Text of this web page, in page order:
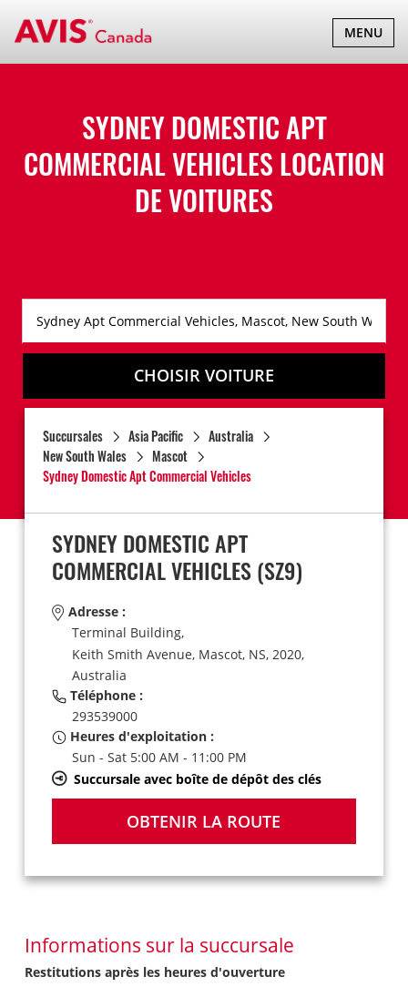
BASCULER
LA
MENU
SYDNEY DOMESTIC APT
COMMERCIAL VEHICLES LOCATION
DE VOITURES
CHOISIR VOITURE
Succursales Asia Pacific
Australia
New South Wales
Mascot
Sydney Domestic Apt Commercial Vehicles
SYDNEY DOMESTIC APT
COMMERCIAL VEHICLES(SZ9)
Adresse :
Terminal Building,
Keith Smith Avenue, Mascot, NS, 2020,
Australia
Téléphone :
293539000
Heures d'exploitation :
Sun - Sat 5:00 AM - 11:00 PM
Succursale avec boîte de dépôt des clés
OBTENIR LA ROUTE
Informations sur la succursale
Restitutions après les heures d'ouverture